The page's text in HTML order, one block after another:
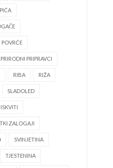
PIĆA
POVRĆE
PRIRODNI PRIPRAVCI
RIBA RIŽA
SLADOLED
ZALOGAJI
SVINJETINA
TJESTENINA